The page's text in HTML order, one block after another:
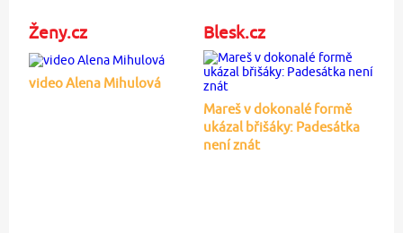
Ženy.cz
video Alena Mihulová
Blesk.cz
Mareš v dokonalé formě
ukázal břišáky: Padesátka
není znát